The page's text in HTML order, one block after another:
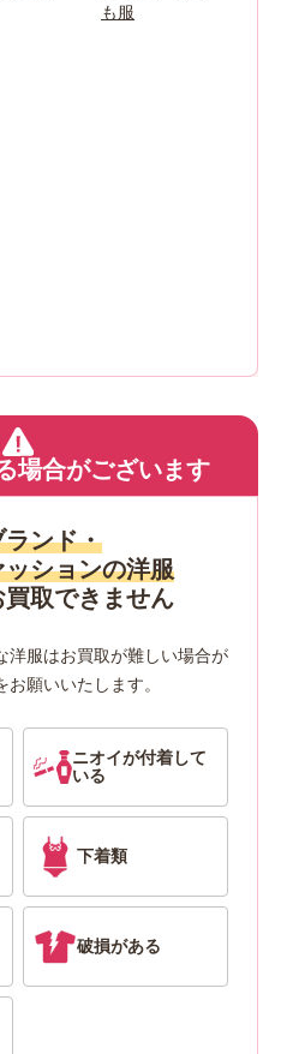
も服
場合がございます
ランド・
ションの洋服
取できません
洋服はお買取が難しい場合が
お願いいたします。
ニオイが付着して
いる
下着類
破損がある